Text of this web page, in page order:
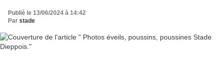
Publié le 13/06/2024 à 14:42
Par stade